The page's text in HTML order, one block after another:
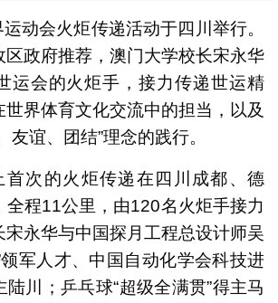
动会火炬传递活动于四川举行。
区政府推荐，澳门大学校长宋永华
运会的火炬手，接力传递世运精
界体育文化交流中的担当，以及
友谊、团结”理念的践行。
首次的火炬传递在四川成都、德
全程11公里，由120名火炬手接力
宋永华与中国探月工程总设计师吴
领军人才、中国自动化学会科技进
川；乒乓球“超级全满贯”得主马